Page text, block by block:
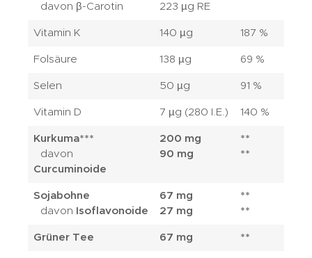
davon β-Carotin
223 µg RE
Vitamin K 140 µg 187 %
Folsäure 138 µg 69 %
Selen 50 µg 91 %
Vitamin D 7 µg (280 I.E.) 140 %
Kurkuma***
davon
Curcuminoide
200 mg
90 mg
**
**
Sojabohne
davon Isoflavonoide
67 mg
27 mg
**
**
Grüner Tee 67 mg **